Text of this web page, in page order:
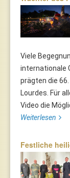
Viele
internationale
prägten die
Lourdes. Für
Video die
Weiterlesen
Festliche